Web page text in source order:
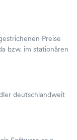
Preise
bzw. im stationären
deutschlandweit